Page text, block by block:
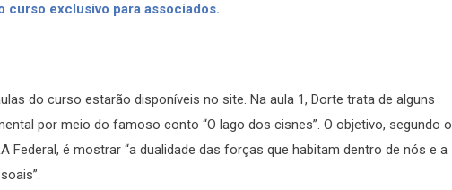
curso exclusivo para associados.
do curso estarão disponíveis no site. Na aula 1, Dorte trata de alguns
por meio do famoso conto “O lago dos cisnes”. O objetivo, segundo o
Federal, é mostrar “a dualidade das forças que habitam dentro de nós e a